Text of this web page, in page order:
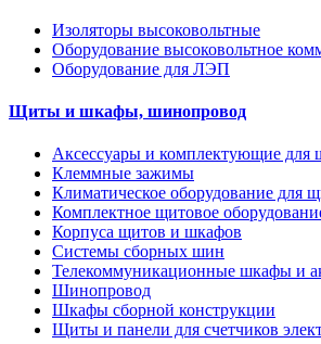
Изоляторы высоковольтные
Оборудование высоковольтное
Оборудование для ЛЭП
Щиты и шкафы, шинопровод
Аксессуары и комплектующие для
Клеммные зажимы
Климатическое оборудование для
Комплектное щитовое
Корпуса щитов и шкафов
Системы сборных шин
Телекоммуникационные шкафы и
Шинопровод
Шкафы сборной конструкции
Щиты и панели для счетчиков